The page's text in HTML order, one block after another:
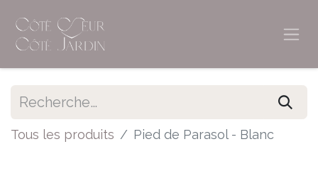
Tous les produits Pied de Parasol - Blanc